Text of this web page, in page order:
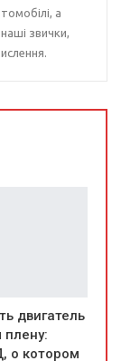
а
звички,
двигатель
о котором